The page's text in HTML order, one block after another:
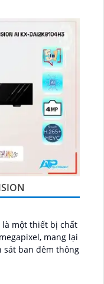
là một thiết bị chất
mang lại